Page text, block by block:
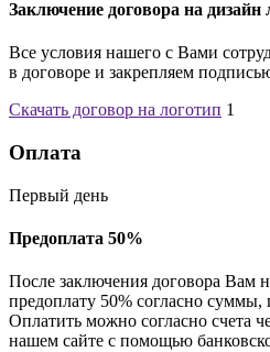
Заключение договора на дизайн
Все условия нашего с Вами
в договоре и закрепляем
Скачать договор на логотип 1
Оплата
Первый день
Предоплата 50%
После заключения договора Вам
предоплату 50% согласно суммы,
Оплатить можно согласно счета
нашем сайте с помощью